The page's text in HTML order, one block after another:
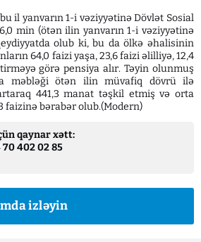
il yanvarın 1-i vəziyyətinə Dövlət Sosial
min (ötən ilin yanvarın 1-i vəziyyətinə
olub ki, bu da ölkə əhalisinin
64,0 faizi yaşa, 23,6 faizi əlilliyə, 12,4
görə pensiya alır. Təyin olunmuş
məbləği ötən ilin müvafiq dövrü ilə
441,3 manat təşkil etmiş və orta
faizinə bərabər olub.(Modern)
qaynar xətt:
402 02 85
izləyin